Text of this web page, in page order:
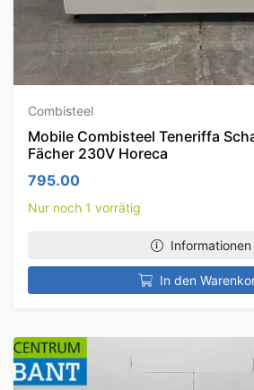
Combisteel
Mobile Combisteel Teneriffa
Fächer 230V Horeca
795.00
Nur noch 1 vorrätig
Informationen
In den